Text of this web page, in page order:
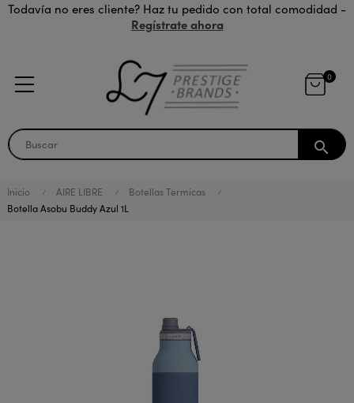
Todavía no eres cliente? Haz tu pedido con total comodidad -
Regístrate ahora
0
search
Inicio AIRE LIBRE
Botellas Termicas
Botella Asobu Buddy Azul 1L